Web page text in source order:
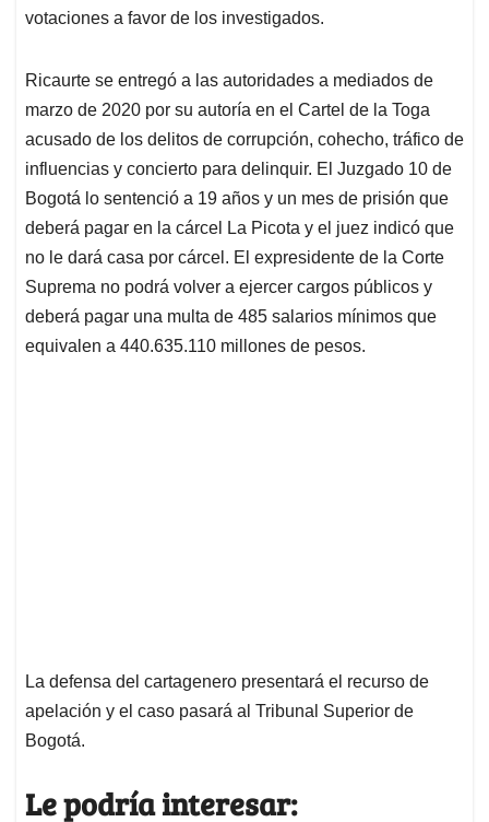
votaciones a favor de los investigados.
Ricaurte se entregó a las autoridades a mediados de
marzo de 2020 por su autoría en el Cartel de la Toga
acusado de los delitos de corrupción, cohecho, tráfico de
influencias y concierto para delinquir. El Juzgado 10 de
Bogotá lo sentenció a 19 años y un mes de prisión que
deberá pagar en la cárcel La Picota y el juez indicó que
no le dará casa por cárcel. El expresidente de la Corte
Suprema no podrá volver a ejercer cargos públicos y
deberá pagar una multa de 485 salarios mínimos que
equivalen a 440.635.110 millones de pesos.
La defensa del cartagenero presentará el recurso de
apelación y el caso pasará al Tribunal Superior de
Bogotá.
Le podría interesar: